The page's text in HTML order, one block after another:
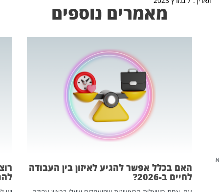
מאמרים נוספים
האם בכלל אפשר להגיע לאיזון בין העבודה
לחיים ב-2026?